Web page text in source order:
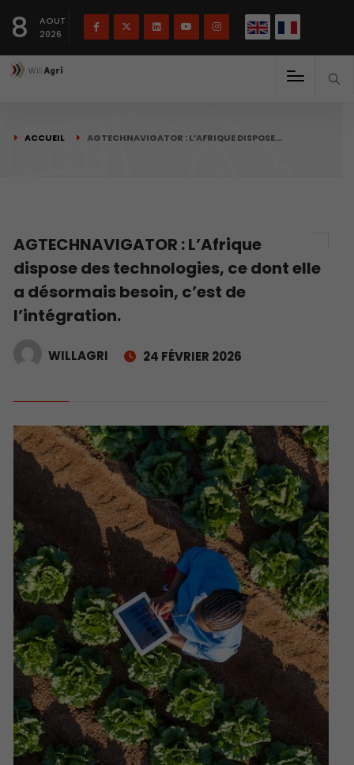
8
AOUT
2026
ACCUEIL AGTECHNAVIGATOR : L’AFRIQUE DISPOSE…
AGTECHNAVIGATOR : L’Afrique
dispose des technologies, ce dont elle
a désormais besoin, c’est de
l’intégration.
WILLAGRI 24 FÉVRIER 2026
Français English(English)